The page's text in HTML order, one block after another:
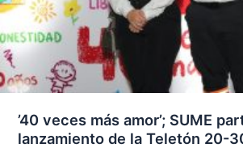
’40 veces más amor’; SUME
lanzamiento de la Teletón 20-